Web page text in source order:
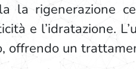
la rigenerazione
e l’idratazione.
offrendo un